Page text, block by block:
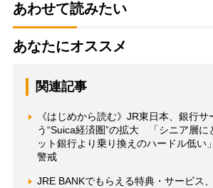
あわせて読みたい
あなたにオススメ
関連記事
《はじめから読む》JR東日本、銀行サ
う“Suica経済圏”の拡大 「シニア層に
ット銀行より乗り換えのハードル低い
警戒
JRE BANKでもらえる特典・サービス